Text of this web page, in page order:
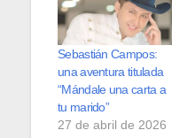
Sebastián Campos:
una aventura titulada
“Mándale una carta a
tu marido”
27 de abril de 2026